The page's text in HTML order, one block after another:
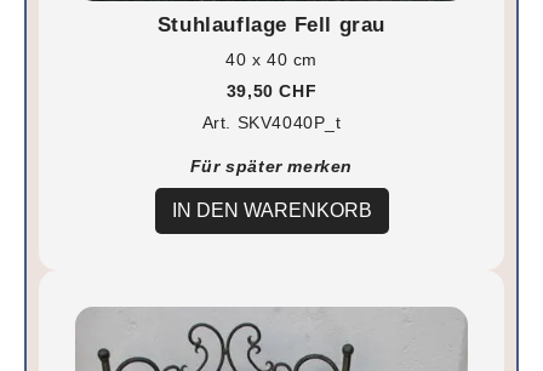
Stuhlauflage Fell grau
40 x 40 cm
39,50 CHF
Art. SKV4040P_t
Für später merken
IN DEN WARENKORB